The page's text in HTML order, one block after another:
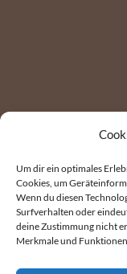
Um dir ein optimales
Cookies, um
Wenn du diesen
Surfverhalten oder
deine Zustimmung nicht
Merkmale und